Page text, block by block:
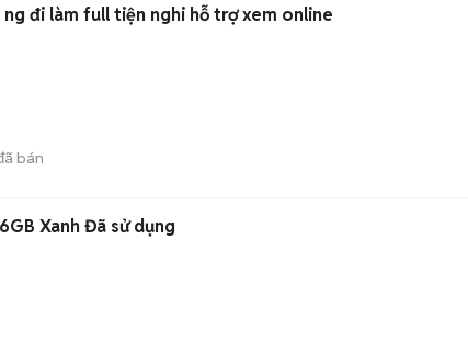
đi làm full tiện nghi hỗ trợ xem online
bán
Xanh Đã sử dụng